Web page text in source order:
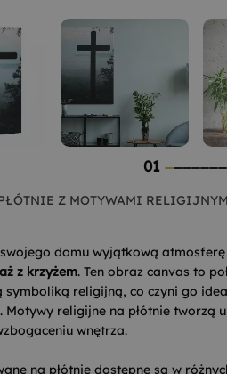
01
Z MOTYWAMI
domu wyjątkową atmosferę
z krzyżem. Ten obraz canvas to
symboliką religijną, co czyni go
Motywy religijne na płótnie
wnętrza.
na płótnie dostępne są w